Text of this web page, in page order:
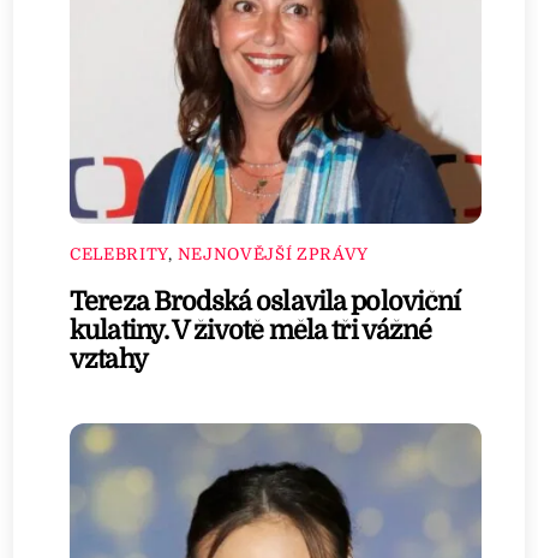
CELEBRITY, NEJNOVĚJŠÍ ZPRÁVY
Tereza Brodská oslavila poloviční
kulatiny. V životě měla tři vážné
vztahy